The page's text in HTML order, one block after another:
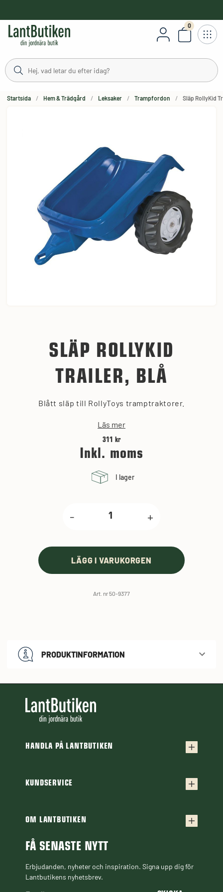
0
Antal
Startsida Hem & Trädgård Leksaker Trampfordon Släp RollyKid
SLÄP ROLLYKID
TRAILER, BLÅ
Blått släp till RollyToys tramptraktorer.
Läs mer
311 kr
Inkl. moms
I lager
- +
LÄGG I VARUKORGEN
Art. nr 50-9377
PRODUKTINFORMATION
HANDLA PÅ LANTBUTIKEN
Frakt & leverans
Finansiering
Guider & Artiklar
Black Week
KUNDSERVICE
Frågor & svar
Cookiepolicy
OM LANTBUTIKEN
Om Lantbutiken
FÅ SENASTE NYTT
Erbjudanden, nyheter och inspiration. Signa upp dig för
Lantbutikens nyhetsbrev.